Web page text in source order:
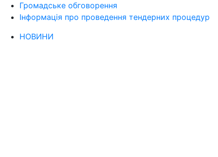
Громадське обговорення
Інформація про проведення тендерних процедур
НОВИНИ